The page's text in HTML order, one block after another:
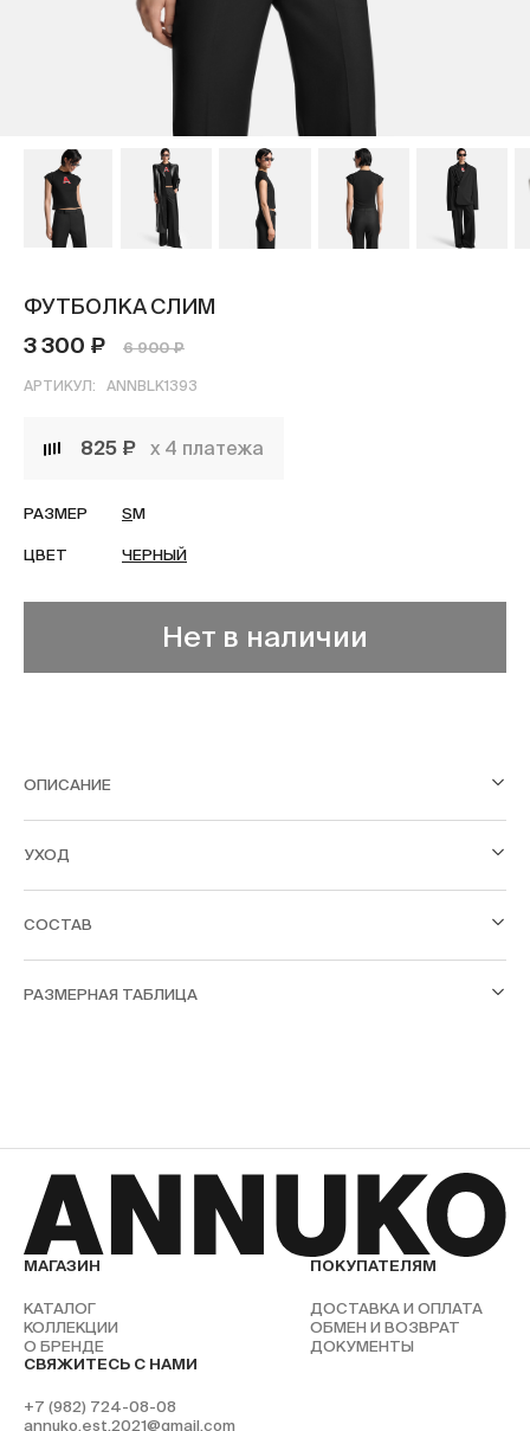
ФУТБОЛКА СЛИМ
3 300 ₽
6 900 ₽
АРТИКУЛ: ANNBLK1393
825 ₽ х 4 платежа
РАЗМЕР SM
ЦВЕТ ЧЕРНЫЙ
Нет в наличии
ОПИСАНИЕ
УХОД
СОСТАВ
РАЗМЕРНАЯ ТАБЛИЦА
МАГАЗИН
КАТАЛОГ
КОЛЛЕКЦИИ
О БРЕНДЕ
ПОКУПАТЕЛЯМ
ДОСТАВКА И ОПЛАТА
ОБМЕН И ВОЗВРАТ
ДОКУМЕНТЫ
СВЯЖИТЕСЬ С НАМИ
+7 (982) 724-08-08
annuko.est.2021@gmail.com